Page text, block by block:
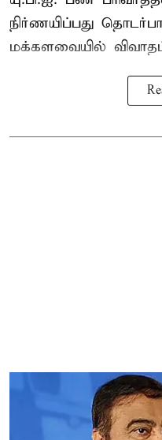
நிர்ணயிப்பது
மக்களவையில்